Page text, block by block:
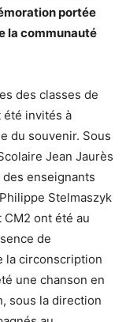
portée
la communauté
des classes de
été invités à
du souvenir. Sous
Jean Jaurès
des enseignants
Stelmaszyk
CM2 ont été au
de
la circonscription
une chanson en
sous la direction